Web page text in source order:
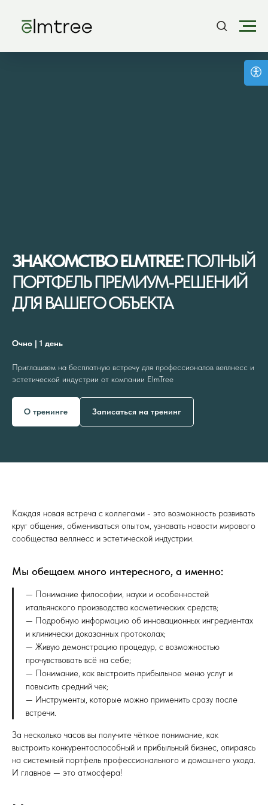
ЗНАКОМСТВО ELMTREE:ПОЛНЫЙ
ПОРТФЕЛЬ ПРЕМИУМ-РЕШЕНИЙ
ДЛЯ ВАШЕГО ОБЪЕКТА
Очно | 1 день
Приглашаем на бесплатную встречу для профессионалов веллнесс и
эстетической индустрии от компании ElmTree
О тренинге Записаться на тренинг
Каждая новая встреча с коллегами - это возможность развивать
круг общения, обмениваться опытом, узнавать новости мирового
сообщества веллнесс и эстетической индустрии.
Мы обещаем много интересного, а именно:
— Понимание философии, науки и особенностей
итальянского производства косметических средств;
— Подробную информацию об инновационных ингредиентах
и клинически доказанных протоколах;
— Живую демонстрацию процедур, с возможностью
прочувствовать всё на себе;
— Понимание, как выстроить прибыльное меню услуг и
повысить средний чек;
— Инструменты, которые можно применить сразу после
встречи.
За несколько часов вы получите чёткое понимание, как
выстроить конкурентоспособный и прибыльный бизнес, опираясь
на системный портфель профессионального и домашнего ухода.
И главное — это атмосфера!